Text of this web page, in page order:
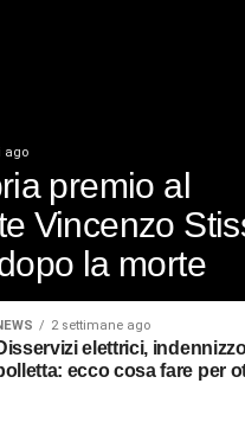
ago
premio al
Vincenzo
la morte
2 settimane ago
elettrici,
ecco cosa fare per